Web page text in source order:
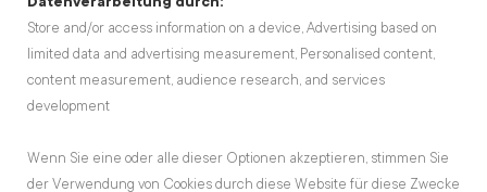
Store and/or access information on a device, Advertising based on
limited data and advertising measurement, Personalised content,
content measurement, audience research, and services
development
Wenn Sie eine oder alle dieser Optionen akzeptieren, stimmen Sie
der Verwendung von Cookies durch diese Website für diese Zwecke